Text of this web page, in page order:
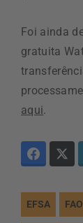
Foi ainda
gratuita
aqui.
EFSA FAO